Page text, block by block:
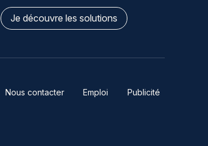
Je découvre les solutions
Nous contacter Emploi Publicité